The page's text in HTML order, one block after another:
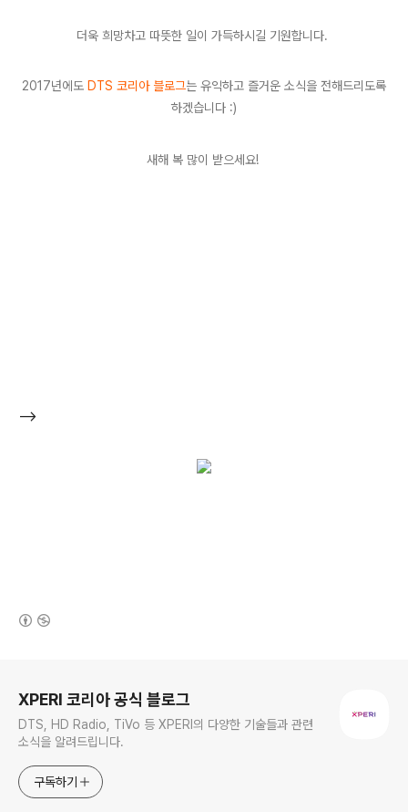
더욱 희망차고 따뜻한 일이 가득하시길 기원합니다.
2017년에도 DTS 코리아 블로그는 유익하고 즐거운 소식을 전해드리도록
하겠습니다 :)
새해 복 많이 받으세요!
-->
XPERI 코리아 공식 블로그
DTS, HD Radio, TiVo 등 XPERI의 다양한 기술들과 관련
소식을 알려드립니다.
구독하기